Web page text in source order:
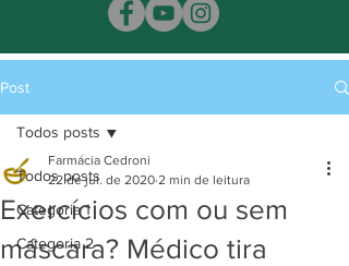
Post
Todos posts
Categoria 1
Categoria 2
Todos posts
Exercícios com ou sem
máscara? Médico tira
Farmácia Cedroni
22 de jul. de 2020 2 min de leitura